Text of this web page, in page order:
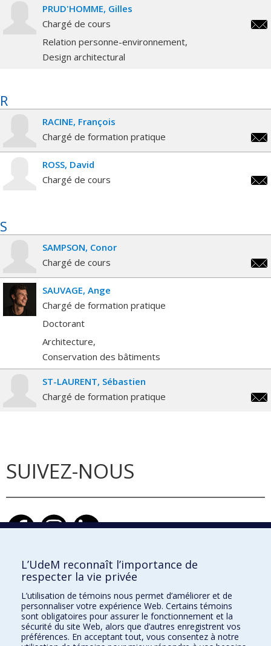
PRUD'HOMME Gilles
Chargé de cours
Relation personne-environnement
Design architectural
R
RACINE François
Chargé de formation pratique
ROSS David
Chargé de cours
S
SAMPSON Conor
Chargé de cours
SAUVAGE Ange
Chargé de formation pratique
Doctorant
Architecture
Conservation des bâtiments
ST-LAURENT Sébastien
Chargé de formation pratique
SUIVEZ-NOUS
École d'architecture
École de design
École d'urbanisme et d'architecture de paysage
L’UdeM reconnaît l’importance de
respecter la vie privée
L’utilisation de témoins nous permet d’améliorer et de
personnaliser votre expérience Web. Certains témoins
sont obligatoires pour assurer le fonctionnement et la
sécurité du site Web, alors que d’autres enregistrent vos
préférences. En acceptant tout, vous consentez à notre